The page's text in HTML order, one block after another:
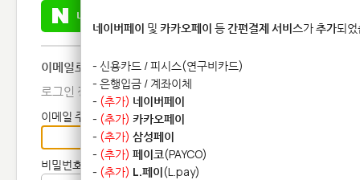
네이버
이메일로 로그인
로그인 정보를 입력해 주세요.
이메일 주소
비밀번호 [ 비밀번호를 잊으셨나요? ].
네이버페이 및 카카오페이 등간편결제 서비스가추가되
- 신용카드 / 피시스(연구비카드)
- 은행입금 / 계좌이체
- (추가) 네이버페이
- (추가) 카카오페이
- (추가) 삼성페이
- (추가) 페이코(PAYCO)
- (추가) L.페이(L.pay)